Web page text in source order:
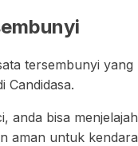
tersembunyi
Candidasa.
anda bisa
aman untuk